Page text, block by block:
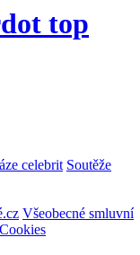
top
celebrit Soutěže
Všeobecné smluvní
Cookies